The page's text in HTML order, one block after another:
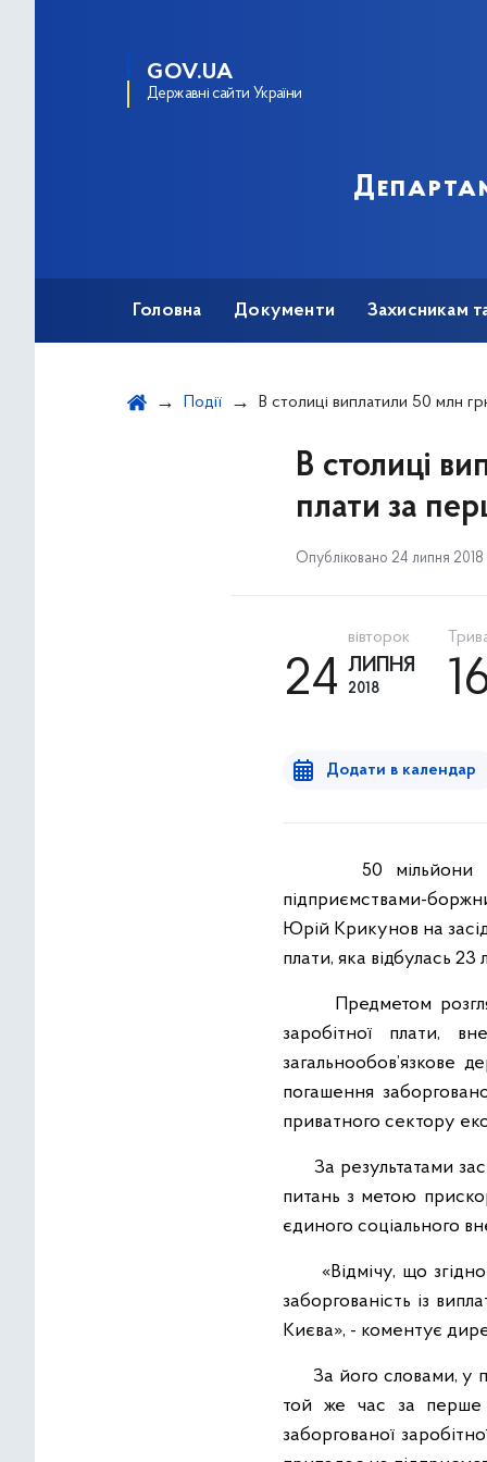
GOV.UA
Державні сайти України
Головна Документи Захисникам
Події В столиці виплатили 50 млн грн. заборгованої
В столиці
плати за
Опубліковано 24 липня 2018
вівторок
24 ЛИПНЯ
2018
Додати в календар
50 мільйони
підприємствами-
Юрій Крикунов на
плати, яка відбулась 23
Предметом розгляду
заробітної плати,
загальнообов’язкове
погашення
приватного сектору
За результатами
питань з метою
єдиного соціального
«Відмічу, що згідно
заборгованість із
Києва», - коментує
За його словами, у
той же час за перше
заборгованої